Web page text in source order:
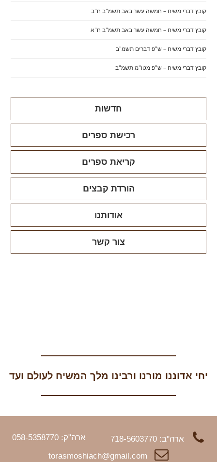
קובץ דברי משיח – חמשה עשר באב תשמ"ב ח"ב
קובץ דברי משיח – חמשה עשר באב תשמ"ב ח"א
קובץ דברי משיח – ש"פ דברים תשמ"ב
קובץ דברי משיח – ש"פ מטו"מ תשמ"ב
חדשות
רכישת ספרים
קריאת ספרים
הורדת קבצים
אודותנו
צור קשר
יחי אדוננו מורנו ורבינו מלך המשיח לעולם ועד
ארה"ב: 718-5603770
ארה"ק: 058-5358770
torasmoshiach@gmail.com